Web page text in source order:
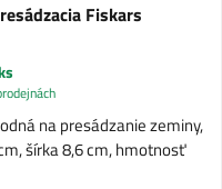
Fiskars
na presádzanie zeminy,
šírka 8,6 cm, hmotnosť